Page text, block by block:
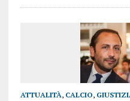
ATTUALITÀ, CALCIO,